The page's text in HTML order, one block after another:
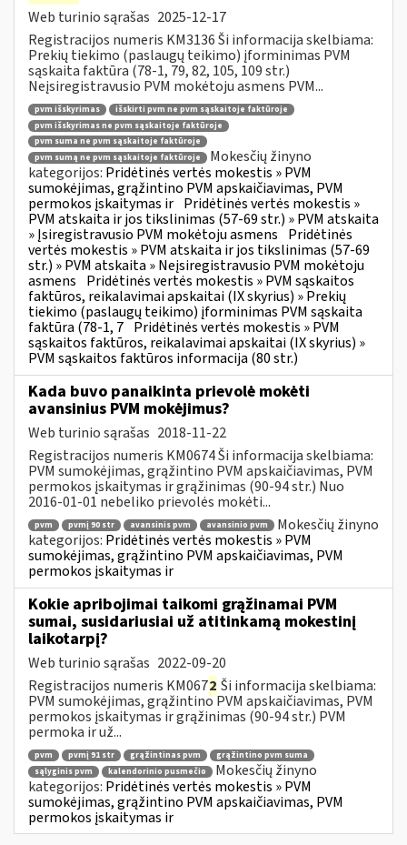
Web turinio sąrašas 2025-12-17
Registracijos numeris KM3136 Ši informacija skelbiama:
Prekių tiekimo (paslaugų teikimo) įforminimas PVM
sąskaita faktūra (78-1, 79, 82, 105, 109 str.)
Neįsiregistravusio PVM mokėtoju asmens PVM...
pvm išskyrimas
išskirti pvm ne pvm sąskaitoje faktūroje
pvm išskyrimas ne pvm sąskaitoje faktūroje
pvm suma ne pvm sąskaitoje faktūroje
pvm sumą ne pvm sąskaitoje faktūroje
Mokesčių žinyno
kategorijos: Pridėtinės vertės mokestis » PVM
sumokėjimas, grąžintino PVM apskaičiavimas, PVM
permokos įskaitymas ir Pridėtinės vertės mokestis »
PVM atskaita ir jos tikslinimas (57-69 str.) » PVM atskaita
» Įsiregistravusio PVM mokėtoju asmens Pridėtinės
vertės mokestis » PVM atskaita ir jos tikslinimas (57-69
str.) » PVM atskaita » Neįsiregistravusio PVM mokėtoju
asmens Pridėtinės vertės mokestis » PVM sąskaitos
faktūros, reikalavimai apskaitai (IX skyrius) » Prekių
tiekimo (paslaugų teikimo) įforminimas PVM sąskaita
faktūra (78-1, 7 Pridėtinės vertės mokestis » PVM
sąskaitos faktūros, reikalavimai apskaitai (IX skyrius) »
PVM sąskaitos faktūros informacija (80 str.)
Kada buvo panaikinta prievolė mokėti
avansinius PVM mokėjimus?
Web turinio sąrašas 2018-11-22
Registracijos numeris KM0674 Ši informacija skelbiama:
PVM sumokėjimas, grąžintino PVM apskaičiavimas, PVM
permokos įskaitymas ir grąžinimas (90-94 str.) Nuo
2016-01-01 nebeliko prievolės mokėti...
pvm pvmį 90 str avansinis pvm avansinio pvm
Mokesčių žinyno
kategorijos: Pridėtinės vertės mokestis » PVM
sumokėjimas, grąžintino PVM apskaičiavimas, PVM
permokos įskaitymas ir
Kokie apribojimai taikomi grąžinamai PVM
sumai, susidariusiai už atitinkamą mokestinį
laikotarpį?
Web turinio sąrašas 2022-09-20
Registracijos numeris KM0672 Ši informacija skelbiama:
PVM sumokėjimas, grąžintino PVM apskaičiavimas, PVM
permokos įskaitymas ir grąžinimas (90-94 str.) PVM
permoka ir už...
pvm pvmį 91 str grąžintinas pvm
grąžintino pvm suma
sąlyginis pvm
kalendorinio pusmečio
Mokesčių žinyno
kategorijos: Pridėtinės vertės mokestis » PVM
sumokėjimas, grąžintino PVM apskaičiavimas, PVM
permokos įskaitymas ir